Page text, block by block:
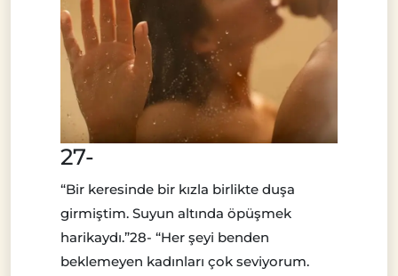
27-
“Bir keresinde bir kızla birlikte duşa
girmiştim. Suyun altında öpüşmek
harikaydı.”28- “Her şeyi benden
beklemeyen kadınları çok seviyorum.